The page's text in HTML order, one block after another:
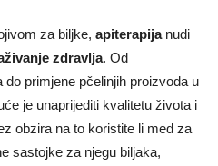
za biljke, apiterapijanudi
zdravlja. Od
primjene pčelinjih proizvoda u
je unaprijediti kvalitetu života i
obzira na to koristite li med za
sastojke za njegu biljaka,